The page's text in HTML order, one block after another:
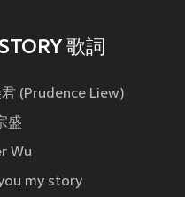
歌詞
(Prudence Liew)
盛
Wu
my story